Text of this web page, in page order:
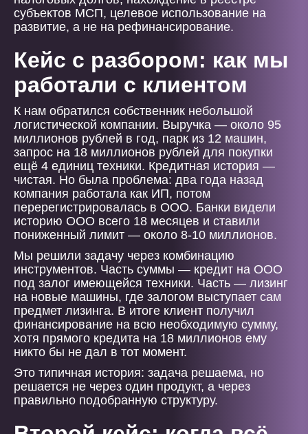
субъектов МСП, целевое использование на
развитие, а не на рефинансирование.
Кейс с разбором: как мы
работали с клиентом
К нам обратился собственник небольшой
логистической компании. Выручка — около 95
миллионов рублей в год, парк из 12 машин,
запрос на 18 миллионов рублей для покупки
ещё 4 единиц техники. Кредитная история —
чистая. Но была проблема: два года назад
компания работала как ИП, потом
перерегистрировалась в ООО. Банки видели
историю ООО всего 18 месяцев и ставили
пониженный лимит — около 8-10 миллионов.
Мы решили задачу через комбинацию
инструментов. Часть суммы — кредит на ООО
под залог имеющейся техники. Часть — лизинг
на новые машины, где залогом выступает сам
предмет лизинга. В итоге клиент получил
финансирование на всю необходимую сумму,
хотя прямого кредита на 18 миллионов ему
никто бы не дал в тот момент.
Это типичная история: задача решаема, но
решается не через один продукт, а через
правильно подобранную структуру.